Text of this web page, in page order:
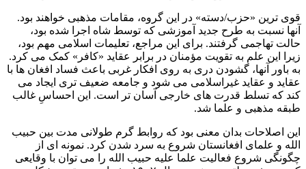
قوی ترین «حزب/دسته» در این گروه، مقامات مذهبی خواهند بود.
آنها نسبت به طرح جدید آموزشی که توسط شاه اجرا شده بود،
حالت تهاجمی گرفتند. برای این مراجع، تعلیمات اسلامی مهم بود،
زیرا این علم به تقویت مؤمنان در برابر عقاید «کافر» کمک می کرد.
به باور آنها، گشودن دری به روی افکار غربی باعث فساد افغان ها با
عقاید و عقاید غیراسلامی می شود و جامعه ضعیف تری ایجاد می
کند که تسلط قدرت های خارجی آسان تر است. این احساسِ غالب
طبقه مذهبی و علما شد.
این اصلاحات بدان معنی بود که روابط گرم طولانی مدت بین حبیب
الله و علمای افغانستان شروع به سرد شدن کرد. نمونه ای از
چگونگی شروع فعالیت علما علیه حبیب الله را می توان با وقایعی